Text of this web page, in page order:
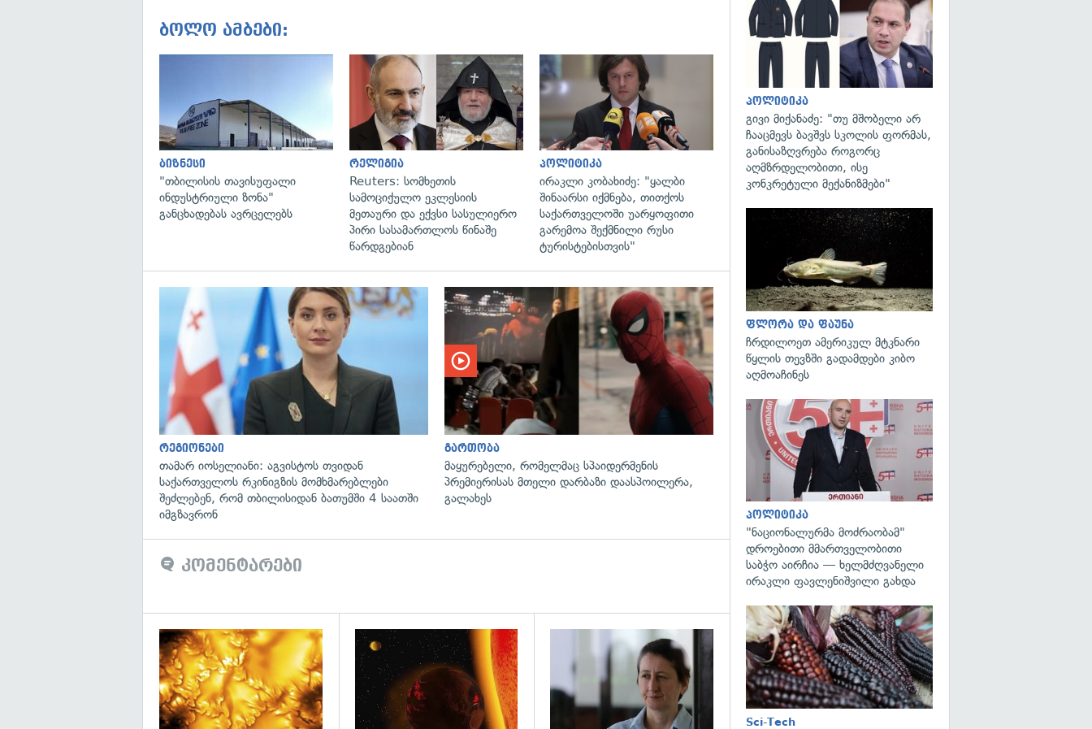
ბოლო ამბები:
გადახედვა
ბიზნესი
"თბილისის თავისუფალი
ინდუსტრიული ზონა"
განცხადებას ავრცელებს
რელიგია
Reuters: სომხეთის
სამოციქულო ეკლესიის
მეთაური და ექვსი სასულიერო
პირი სასამართლოს წინაშე
წარდგებიან
გადახედვა
პოლიტიკა
ირაკლი კობახიძე: "ყალბი
შინაარსი იქმნება, თითქოს
საქართველოში უარყოფითი
გარემოა შექმნილი რუსი
ტურისტებისთვის"
გადახედვა
რეგიონები
თამარ იოსელიანი: აგვისტოს თვიდან
საქართველოს რკინიგზის მომხმარებლები
შეძლებენ, რომ თბილისიდან ბათუმში 4 საათში
იმგზავრონ
გართობა
მაყურებელი, რომელმაც სპაიდერმენის
პრემიერისას მთელი დარბაზი დაასპოილერა,
გალახეს
კომენტარები
გადახედვა გადახედვა
პოლიტიკა
გივი მიქანაძე: "თუ მშობელი არ
ჩააცმევს ბავშვს სკოლის ფორმას,
განისაზღვრება როგორც
აღმზრდელობითი, ისე
კონკრეტული მექანიზმები"
ფლორა და ფაუნა
ჩრდილოეთ ამერიკულ მტკნარი
წყლის თევზში გადამდები კიბო
აღმოაჩინეს
პოლიტიკა
"ნაციონალურმა მოძრაობამ"
დროებითი მმართველობითი
საბჭო აირჩია — ხელმძღვანელი
ირაკლი ფავლენიშვილი გახდა
Sci-Tech